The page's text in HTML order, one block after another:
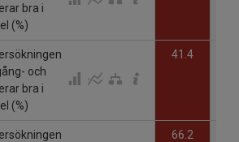
bra i
(%)
och
bra i
(%)
41.4
66.2